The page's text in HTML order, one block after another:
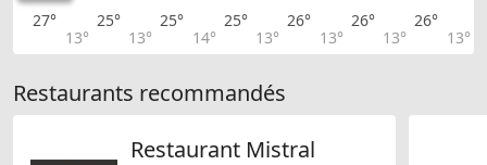
27°
13°
25°
13°
25°
14°
25°
13°
26°
13°
26°
13°
26°
13°
Restaurants recommandés
Restaurant Mistral